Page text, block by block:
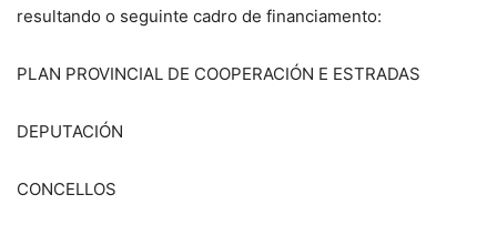
resultando o seguinte cadro de financiamento:
PLAN PROVINCIAL DE COOPERACIÓN E ESTRADAS
DEPUTACIÓN
CONCELLOS